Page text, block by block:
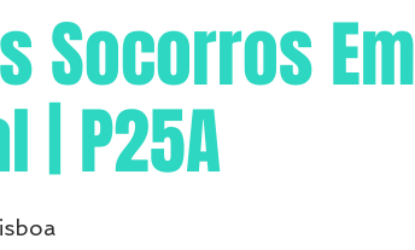
Socorros Em
| P25A